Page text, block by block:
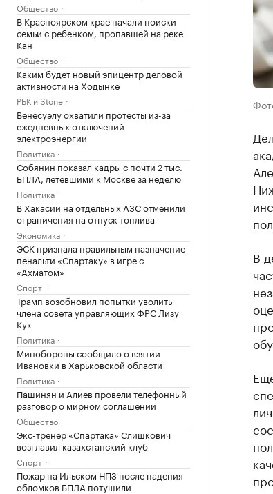
Общество
В Красноярском крае начали поиски
семьи с ребенком, пропавшей на реке
Кан
Общество
Каким будет новый эпицентр деловой
активности на Ходынке
РБК и Stone
Венесуэлу охватили протесты из-за
ежедневных отключений
электроэнергии
Политика
Собянин показал кадры с почти 2 тыс.
БПЛА, летевшими к Москве за неделю
Политика
В Хакасии на отдельных АЗС отменили
ограничения на отпуск топлива
Экономика
ЭСК признала правильным назначение
пенальти «Спартаку» в игре с
«Ахматом»
Спорт
Трамп возобновил попытки уволить
члена совета управляющих ФРС Лизу
Кук
Политика
Минобороны сообщило о взятии
Ивановки в Харьковской области
Политика
Пашинян и Алиев провели телефонный
разговор о мирном соглашении
Общество
Экс-тренер «Спартака» Слишкович
возглавил казахстанский клуб
Спорт
Пожар на Ильском НПЗ после падения
обломков БПЛА потушили
В